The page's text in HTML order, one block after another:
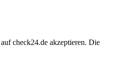
check24.de akzeptieren. Die